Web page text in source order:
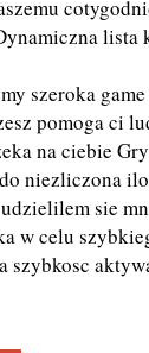
lista
szeroka
pomoga ci
na ciebie
niezliczona
sie
w celu
szybkosc